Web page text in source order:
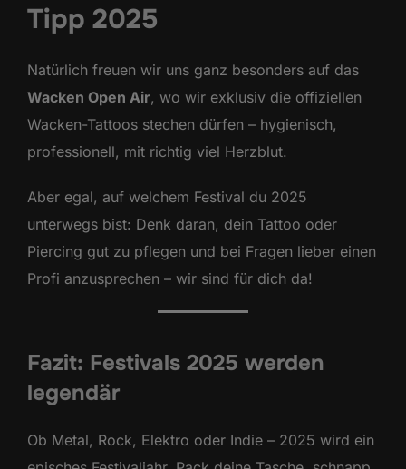
Tipp 2025
Natürlich freuen wir uns ganz besonders auf das
Wacken Open Air, wo wir exklusiv die offiziellen
Wacken-Tattoos stechen dürfen – hygienisch,
professionell, mit richtig viel Herzblut.
Aber egal, auf welchem Festival du 2025
unterwegs bist: Denk daran, dein Tattoo oder
Piercing gut zu pflegen und bei Fragen lieber einen
Profi anzusprechen – wir sind für dich da!
Fazit: Festivals 2025 werden
legendär
Ob Metal, Rock, Elektro oder Indie – 2025 wird ein